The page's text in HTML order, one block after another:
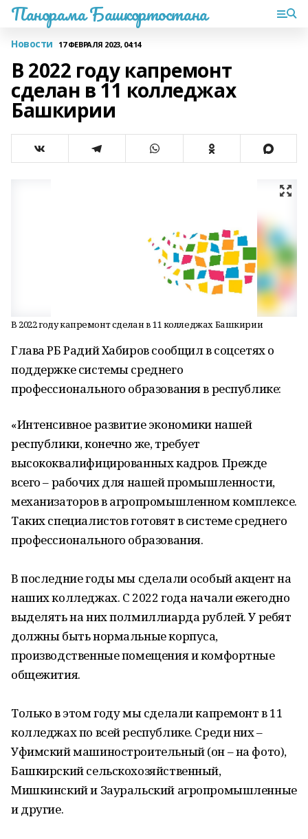
Панорама Башкортостана
Новости 17 ФЕВРАЛЯ 2023, 04:14
В 2022 году капремонт
сделан в 11 колледжах
Башкирии
В 2022 году капремонт сделан в 11 колледжах Башкирии
Глава РБ Радий Хабиров сообщил в соцсетях о
поддержке системы среднего
профессионального образования в республике:
«Интенсивное развитие экономики нашей
республики, конечно же, требует
высококвалифицированных кадров. Прежде
всего – рабочих для нашей промышленности,
механизаторов в агропромышленном комплексе.
Таких специалистов готовят в системе среднего
профессионального образования.
В последние годы мы сделали особый акцент на
наших колледжах. С 2022 года начали ежегодно
выделять на них полмиллиарда рублей. У ребят
должны быть нормальные корпуса,
производственные помещения и комфортные
общежития.
Только в этом году мы сделали капремонт в 11
колледжах по всей республике. Среди них –
Уфимский машиностроительный (он – на фото),
Башкирский сельскохозяйственный,
Мишкинский и Зауральский агропромышленные
и другие.